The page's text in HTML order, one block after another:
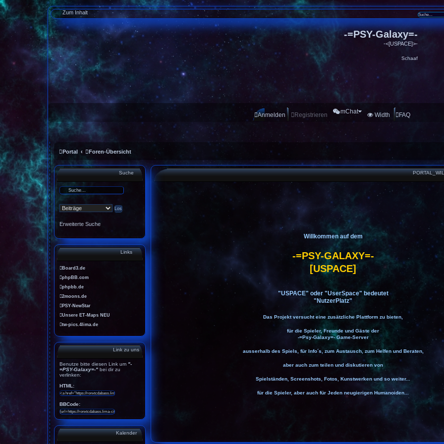
-=PSY-Galaxy=-
-<[USPACE]>-
Schaaf
Zum Inhalt
Anmelden Registrieren mChat Width FAQ
Portal Foren-Übersicht
Willkommen auf dem
-=PSY-GALAXY=-
[USPACE]
"USPACE" oder "UserSpace" bedeutet
"NutzerPlatz"
Das Projekt versucht eine zusätzliche Plattform zu bieten,
für die Spieler, Freunde und Gäste der
-=Psy-Galaxy=- Game-Server
ausserhalb des Spiels, für Info´s, zum Austausch, zum Helfen und Beraten,
aber auch zum teilen und diskutieren von
Spielständen, Screenshots, Fotos, Kunstwerken und so weiter...
für die Spieler, aber auch für Jeden neugierigen Humanoiden...
Suche
Erweiterte Suche
Links
Board3.de
phpBB.com
phpbb.de
2moons.de
PSY-NewStar
Unsere ET-Maps NEU
tw-pics.4lima.de
Link zu uns
Benutze bitte diesen Link um "-
=PSY-Galaxy=-" bei dir zu
verlinken:
HTML:
BBCode:
Kalender